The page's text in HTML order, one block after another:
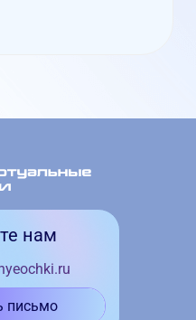
нам
письмо